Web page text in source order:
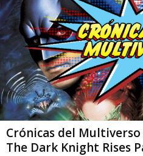
Crónicas del
The Dark Knight Rises